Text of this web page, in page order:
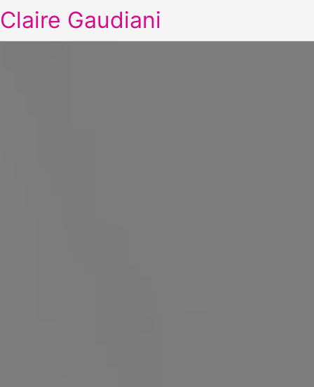
Claire Gaudiani